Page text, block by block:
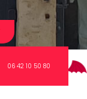
06 42 10 50 80